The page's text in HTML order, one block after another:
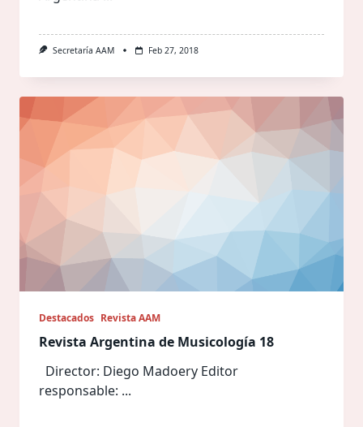
Secretaría AAM Feb 27, 2018
Destacados Revista AAM
Revista Argentina de Musicología 18
Director: Diego Madoery Editor
responsable: ...